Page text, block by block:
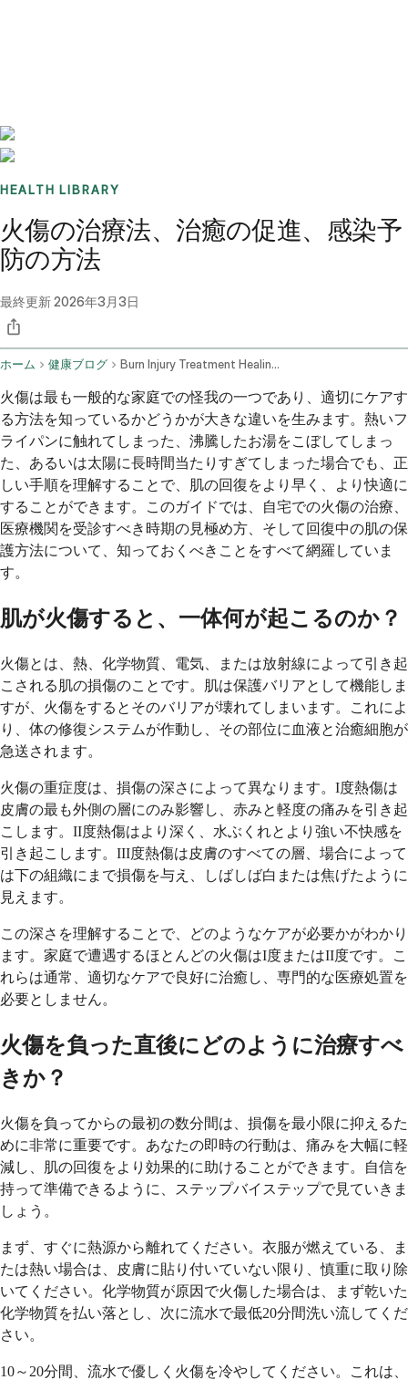
HEALTH LIBRARY
火傷の治療法、治癒の促進、感染予
防の方法
最終更新2026年3月3日
ホーム 健康ブログ Burn Injury Treatment Healing And Infection Prevention
火傷は最も一般的な家庭での怪我の一つであり、適切にケアす
る方法を知っているかどうかが大きな違いを生みます。熱いフ
ライパンに触れてしまった、沸騰したお湯をこぼしてしまっ
た、あるいは太陽に長時間当たりすぎてしまった場合でも、正
しい手順を理解することで、肌の回復をより早く、より快適に
することができます。このガイドでは、自宅での火傷の治療、
医療機関を受診すべき時期の見極め方、そして回復中の肌の保
護方法について、知っておくべきことをすべて網羅していま
す。
肌が火傷すると、一体何が起こるのか？
火傷とは、熱、化学物質、電気、または放射線によって引き起
こされる肌の損傷のことです。肌は保護バリアとして機能しま
すが、火傷をするとそのバリアが壊れてしまいます。これによ
り、体の修復システムが作動し、その部位に血液と治癒細胞が
急送されます。
火傷の重症度は、損傷の深さによって異なります。I度熱傷は
皮膚の最も外側の層にのみ影響し、赤みと軽度の痛みを引き起
こします。II度熱傷はより深く、水ぶくれとより強い不快感を
引き起こします。III度熱傷は皮膚のすべての層、場合によって
は下の組織にまで損傷を与え、しばしば白または焦げたように
見えます。
この深さを理解することで、どのようなケアが必要かがわかり
ます。家庭で遭遇するほとんどの火傷はI度またはII度です。こ
れらは通常、適切なケアで良好に治癒し、専門的な医療処置を
必要としません。
火傷を負った直後にどのように治療すべ
きか？
火傷を負ってからの最初の数分間は、損傷を最小限に抑えるた
めに非常に重要です。あなたの即時の行動は、痛みを大幅に軽
減し、肌の回復をより効果的に助けることができます。自信を
持って準備できるように、ステップバイステップで見ていきま
しょう。
まず、すぐに熱源から離れてください。衣服が燃えている、ま
たは熱い場合は、皮膚に貼り付いていない限り、慎重に取り除
いてください。化学物質が原因で火傷した場合は、まず乾いた
化学物質を払い落とし、次に流水で最低20分間洗い流してくだ
さい。
10～20分間、流水で優しく火傷を冷やしてください。これは、